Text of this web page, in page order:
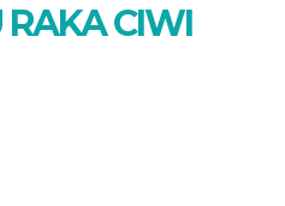
RAKA CIWI